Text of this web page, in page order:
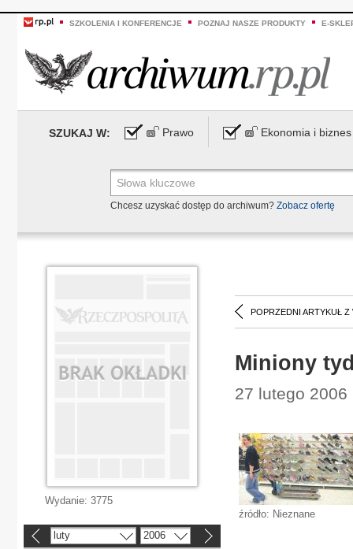
SZKOLENIA I KONFERENCJE POZNAJ NASZE PRODUKTY E-
SZUKAJ W: Prawo Ekonomia i biznes
Chcesz uzyskać dostęp do archiwum? Zobacz ofertę
POPRZEDNI ARTYKUŁ Z
Miniony
27 lutego 2006
źródło: Nieznane
Wydanie: 3775
luty 2006